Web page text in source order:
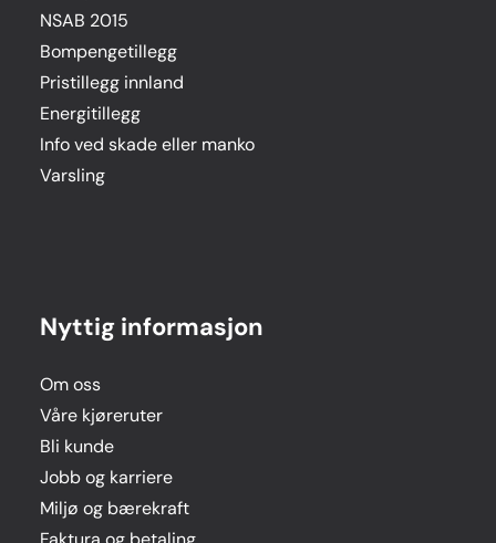
NSAB 2015
Bompengetillegg
Pristillegg innland
Energitillegg
Info ved skade eller manko
Varsling
Nyttig informasjon
Om oss
Våre kjøreruter
Bli kunde
Jobb og karriere
Miljø og bærekraft